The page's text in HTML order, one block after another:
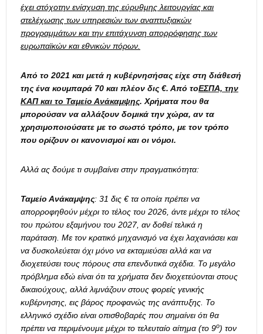
έχει στόχοτην ενίσχυση της εύρυθμης λειτουργίας και
στελέχωσης των υπηρεσιών των αναπτυξιακών
προγραμμάτων και την επιτάχυνση απορρόφησης των
ευρωπαϊκών και εθνικών πόρων.
Από το 2021 και μετά η κυβέρνησήσας είχε στη διάθεσή
της ένα κουμπαρά 70 και πλέον δις €. Από τοΕΣΠΑ, την
ΚΑΠ και το Ταμείο Ανάκαμψης. Χρήματα που θα
μπορούσαν να αλλάξουν δομικά την χώρα, αν τα
χρησιμοποιούσατε με το σωστό τρόπο, με τον τρόπο
που ορίζουν οι κανονισμοί και οι νόμοι.
Αλλά ας δούμε τι συμβαίνει στην πραγματικότητα:
Ταμείο Ανάκαμψης: 31 δις € τα οποία πρέπει να
απορροφηθούν μέχρι το τέλος του 2026, άντε μέχρι το τέλος
του πρώτου εξαμήνου του 2027, αν δοθεί τελικά η
παράταση. Με τον κρατικό μηχανισμό να έχει λαχανιάσει και
να δυσκολεύεται όχι μόνο να εκταμιεύσει αλλά και να
διοχετεύσει τους πόρους στα επενδυτικά σχέδια. Το μεγάλο
πρόβλημα εδώ είναι ότι τα χρήματα δεν διοχετεύονται στους
δικαιούχους, αλλά λιμνάζουν στους φορείς γενικής
κυβέρνησης, εις βάρος προφανώς της ανάπτυξης. Το
ελληνικό σχέδιο είναι οπισθοβαρές που σημαίνει ότι θα
πρέπει να περιμένουμε μέχρι το τελευταίο αίτημα (το 9ο) τον